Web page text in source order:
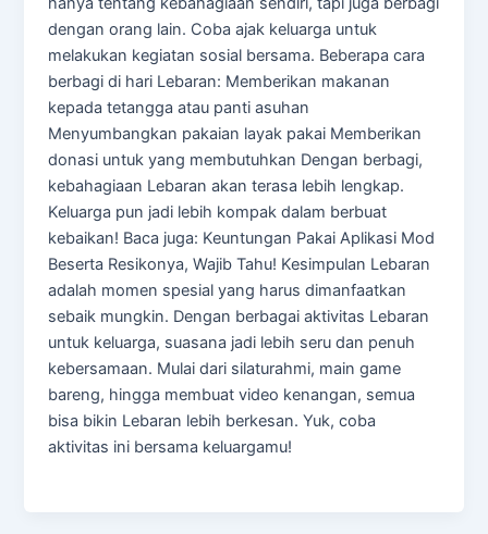
dengan orang lain. Coba ajak keluarga untuk
melakukan kegiatan sosial bersama. Beberapa cara
berbagi di hari Lebaran: Memberikan makanan
kepada tetangga atau panti asuhan
Menyumbangkan pakaian layak pakai Memberikan
donasi untuk yang membutuhkan Dengan berbagi,
kebahagiaan Lebaran akan terasa lebih lengkap.
Keluarga pun jadi lebih kompak dalam berbuat
kebaikan! Baca juga: Keuntungan Pakai Aplikasi Mod
Beserta Resikonya, Wajib Tahu! Kesimpulan Lebaran
adalah momen spesial yang harus dimanfaatkan
sebaik mungkin. Dengan berbagai aktivitas Lebaran
untuk keluarga, suasana jadi lebih seru dan penuh
kebersamaan. Mulai dari silaturahmi, main game
bareng, hingga membuat video kenangan, semua
bisa bikin Lebaran lebih berkesan. Yuk, coba
aktivitas ini bersama keluargamu!